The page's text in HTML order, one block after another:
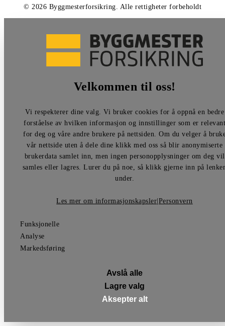
© 2026 Byggmesterforsikring Alle rettigheter forbeholdt
Velkommen til oss!
Vi respekterer dine valg. Vi bruker cookies for å oppnå en bedre
forståelse av hvilken informasjon og innstillinger som er relevant
for deg og våre andre brukere på nettsiden. Om du velger å
vår nettside uten å dele dine klikk med oss så blir anonymiserte
brukerdata samlet inn, men ingen personopplysninger om deg vil
samles eller lagres. Lurer du på noe, så klikk gjerne inn på
under.
Les mer om informasjonskapsler Personvern
Funksjonelle
Analyse
Markedsføring
Avslå alle
Lagre valg
Aksepter alt